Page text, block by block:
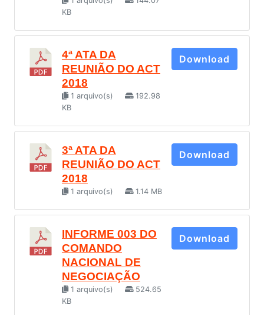
KB
4ª ATA DA
REUNIÃO DO ACT
2018
1 arquivo(s)
192.98
KB
Download
3ª ATA DA
REUNIÃO DO ACT
2018
1 arquivo(s) 1.14 MB
Download
INFORME 003 DO
COMANDO
NACIONAL DE
NEGOCIAÇÃO
1 arquivo(s)
524.65
KB
Download